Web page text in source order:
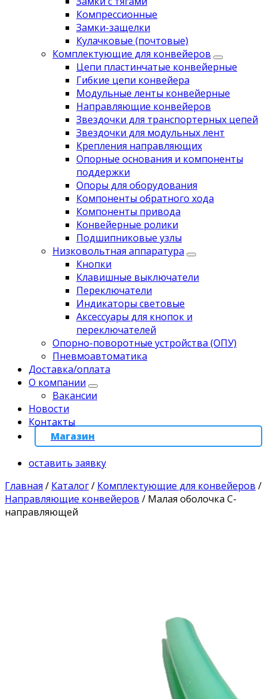
Компрессионные
Замки-защелки
Кулачковые (почтовые)
Комплектующие для конвейеров
Цепи пластинчатые конвейерные
Гибкие цепи конвейера
Модульные ленты конвейерные
Направляющие конвейеров
Звездочки для транспортерных цепей
Звездочки для модульных лент
Крепления направляющих
Опорные основания и компоненты
поддержки
Опоры для оборудования
Компоненты обратного хода
Компоненты привода
Koнвейерныe pолики
Подшипниковые узлы
Низковольтная аппаратура
Кнопки
Клавишные выключатели
Переключатели
Индикаторы световые
Аксессуары для кнопок и
переключателей
Опорно-поворотные устройства (ОПУ)
Пневмоавтоматика
Доставка/оплата
О компании
Вакансии
Новости
Контакты
Магазин
оставить заявку
Главная / Каталог/ Комплектующие для конвейеров /
Направляющие конвейеров / Малая оболочка С-
направляющей